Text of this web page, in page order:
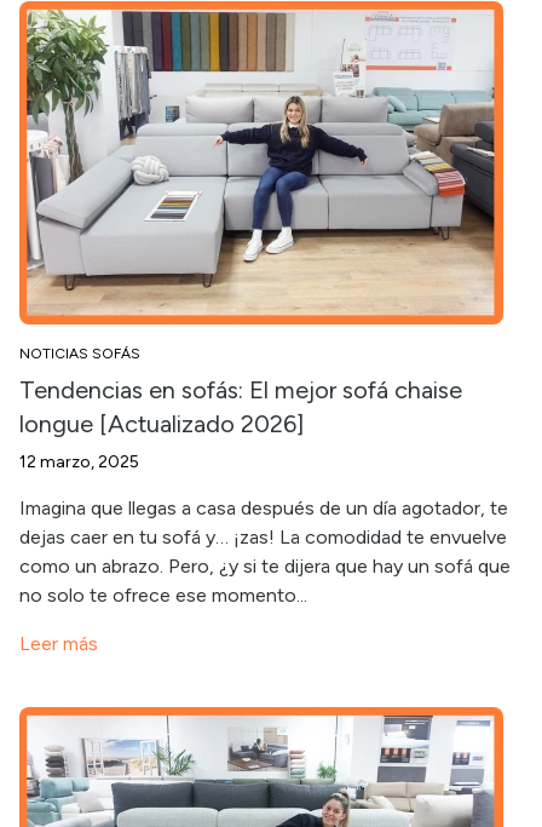
NOTICIAS SOFÁS
Tendencias en sofás: El mejor sofá chaise
longue [Actualizado 2026]
12 marzo, 2025
Imagina que llegas a casa después de un día agotador, te
dejas caer en tu sofá y… ¡zas! La comodidad te envuelve
como un abrazo. Pero, ¿y si te dijera que hay un sofá que
no solo te ofrece ese momento...
Leer más